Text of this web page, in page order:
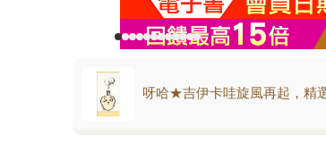
呀哈★吉伊卡哇旋風再起，精